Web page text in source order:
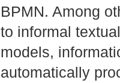
BPMN. Among
to informal
models,
automatically